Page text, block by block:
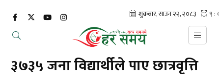
३७३५ जना विद्यार्थीले पाए छात्रवृत्ति